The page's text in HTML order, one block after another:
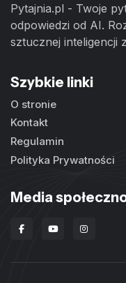
Pytajnia.pl - Twoje
odpowiedzi od AI.
sztucznej inteligencji
Szybkie linki
O stronie
Kontakt
Regulamin
Polityka Prywatności
Media